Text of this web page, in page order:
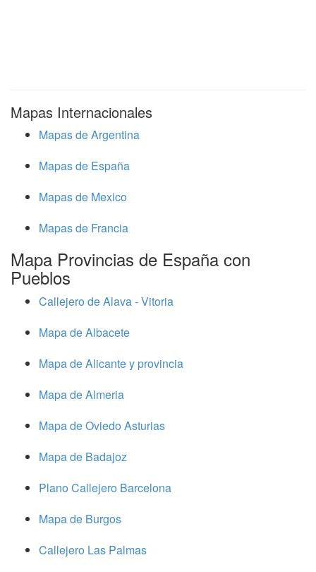
Mapas Internacionales
Mapas de Argentina
Mapas de España
Mapas de Mexico
Mapas de Francia
Mapa Provincias de España con
Pueblos
Callejero de Alava - Vitoria
Mapa de Albacete
Mapa de Alicante y provincia
Mapa de Almeria
Mapa de Oviedo Asturias
Mapa de Badajoz
Plano Callejero Barcelona
Mapa de Burgos
Callejero Las Palmas